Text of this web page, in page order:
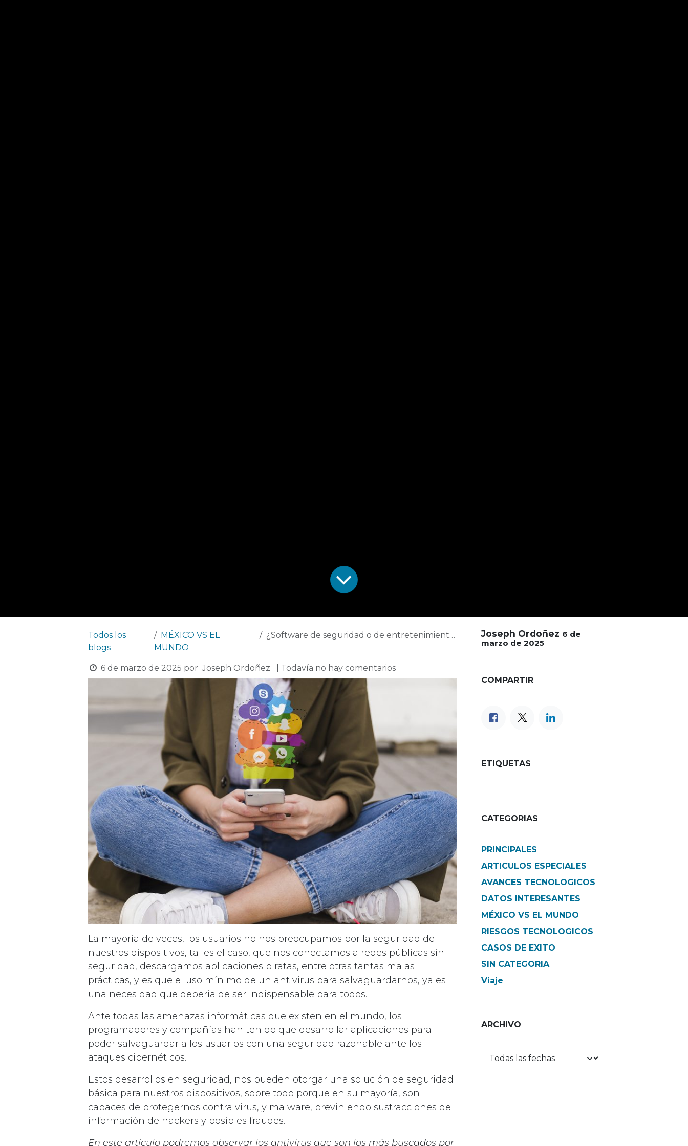
Todos los
blogs
MÉXICO VS EL
MUNDO
¿Software de seguridad o de entretenimiento?
6 de marzo de 2025 por Joseph Ordoñez | Todavía no hay comentarios
La mayoría de veces, los usuarios no nos preocupamos por la seguridad de
nuestros dispositivos, tal es el caso, que nos conectamos a redes públicas sin
seguridad, descargamos aplicaciones piratas, entre otras tantas malas
prácticas, y es que el uso mínimo de un antivirus para salvaguardarnos, ya es
una necesidad que debería de ser indispensable para todos.
Ante todas las amenazas informáticas que existen en el mundo, los
programadores y compañías han tenido que desarrollar aplicaciones para
poder salvaguardar a los usuarios con una seguridad razonable ante los
ataques cibernéticos.
Estos desarrollos en seguridad, nos pueden otorgar una solución de seguridad
básica para nuestros dispositivos, sobre todo porque en su mayoría, son
capaces de protegernos contra virus, y malware, previniendo sustracciones de
información de hackers y posibles fraudes.
En este artículo podremos observar los antivirus que son los más buscados por
Joseph Ordoñez 6 de
marzo de 2025
COMPARTIR
ETIQUETAS
CATEGORIAS
PRINCIPALES
ARTICULOS ESPECIALES
AVANCES TECNOLOGICOS
DATOS INTERESANTES
MÉXICO VS EL MUNDO
RIESGOS TECNOLOGICOS
CASOS DE EXITO
SIN CATEGORIA
Viaje
ARCHIVO